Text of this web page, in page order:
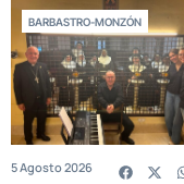
BARBASTRO-MONZÓN
5 Agosto 2026